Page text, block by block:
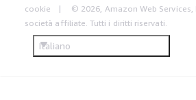
cookie
© 2026, Amazon Web Services,
società affiliate. Tutti i diritti riservati.
Italiano